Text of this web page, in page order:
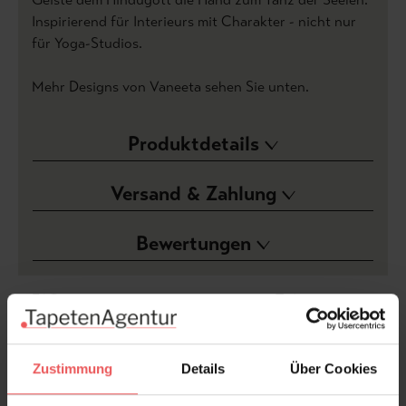
Zustimmung Details Über Cookies
Inspirierend für Interieurs mit Charakter - nicht nur
für Yoga-Studios.
Mehr Designs von Vaneeta sehen Sie unten.
Produktdetails
Versand & Zahlung
Bewertungen
FAQ Teilen!